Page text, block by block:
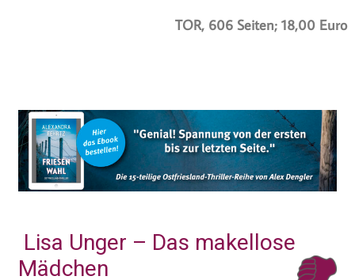
TOR, 606 Seiten; 18,00 Euro
Lisa Unger – Das makellose
Mädchen